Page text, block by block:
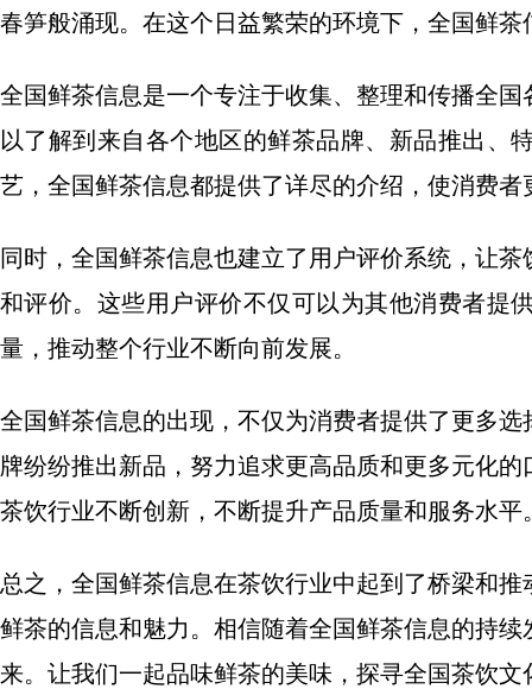
春笋般涌现。在这个日益繁荣的环境下，全国鲜
全国鲜茶信息是一个专注于收集、整理和传播全
以了解到来自各个地区的鲜茶品牌、新品推出、
艺，全国鲜茶信息都提供了详尽的介绍，使消费
同时，全国鲜茶信息也建立了用户评价系统，让
和评价。这些用户评价不仅可以为其他消费者提
量，推动整个行业不断向前发展。
全国鲜茶信息的出现，不仅为消费者提供了更多
牌纷纷推出新品，努力追求更高品质和更多元化
茶饮行业不断创新，不断提升产品质量和服务水平
总之，全国鲜茶信息在茶饮行业中起到了桥梁和
鲜茶的信息和魅力。相信随着全国鲜茶信息的持
来。让我们一起品味鲜茶的美味，探寻全国茶饮文